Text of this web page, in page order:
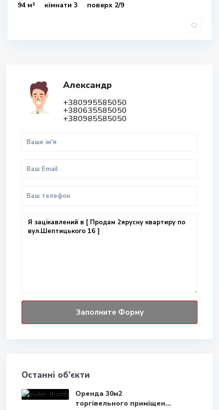
94 м² кімнати 3 поверх 2/9
Александр
+380995585050
+380635585050
+380985585050
Останні об’єкти
Оренда 30м2
торгівельного приміщен...